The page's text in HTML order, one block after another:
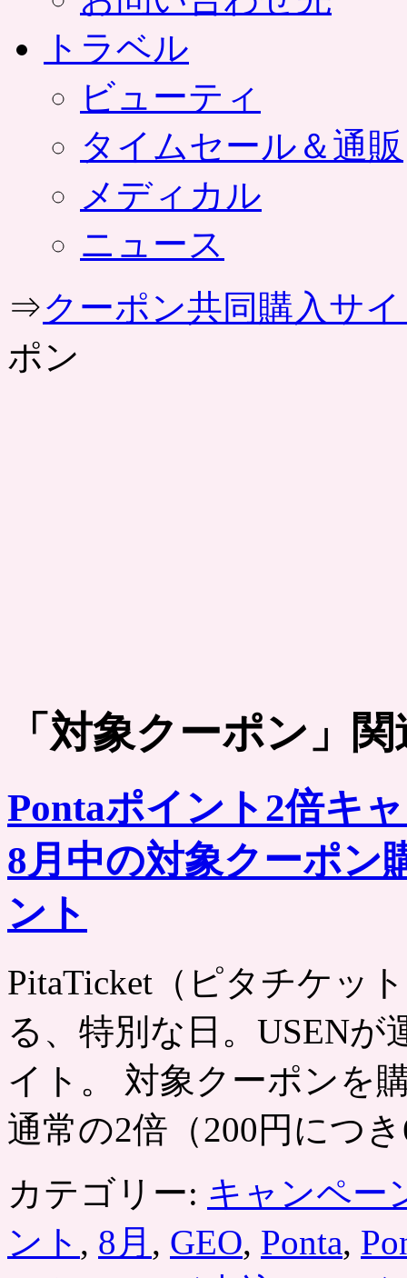
トラベル
ビューティ
タイムセール＆通販
メディカル
ニュース
⇒クーポン共同購入サ
ポン
「 対象クーポン 」
Pontaポイント2倍キ
8月中の対象クーポン
ント
PitaTicket（ピタチケッ
る、特別な日。USEN
イト。 対象クーポンを
通常の2倍（200円につ
カテゴリー: キャンペー
ント , 8月 , GEO, Ponta,